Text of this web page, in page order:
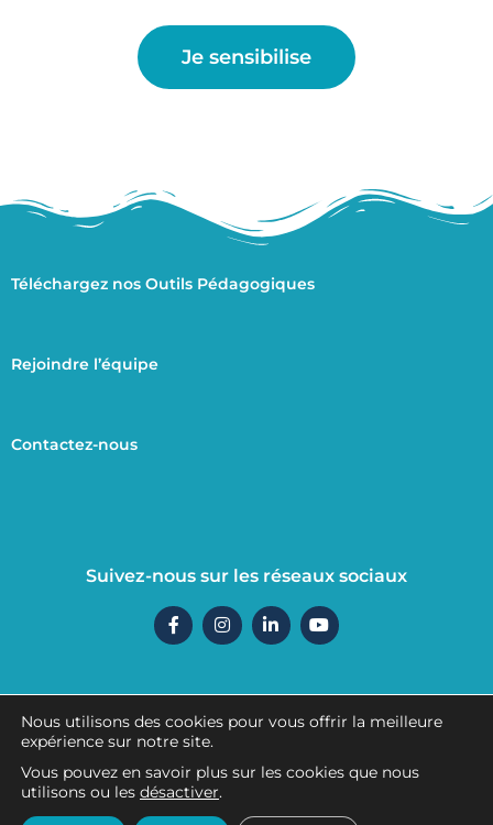
Je sensibilise
Téléchargez nos Outils Pédagogiques
Rejoindre l’équipe
Contactez-nous
Suivez-nous sur les réseaux sociaux
F
a
c
o
o
k
-
f
I
n
s
g
r
a
L
i
n
d
i
i
Y
o
u
b
e
Mentions légales
Nous utilisons des cookies pour vous offrir la meilleure
expérience sur notre site.
Vous pouvez en savoir plus sur les cookies que nous
utilisons ou les désactiver.